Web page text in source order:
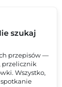
szukaj
przepisów —
przelicznik
Wszystko,